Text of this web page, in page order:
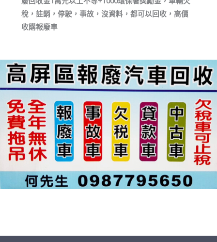
稅，註銷，停駛，事故，沒資料，都可以回收，高價
收購報廢車